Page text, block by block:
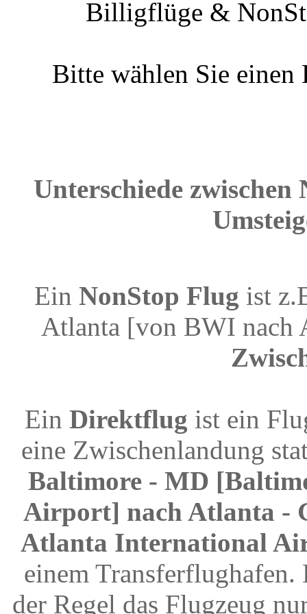
Billigflüge &
Bitte wählen Sie
Unterschiede
Ein NonStop Flug ist
Atlanta [von BWI nach
Ein Direktflug ist ein
eine Zwischenlandung
Baltimore - MD
Airport] nach Atlanta -
Atlanta International
einem
der Regel das Flugzeug